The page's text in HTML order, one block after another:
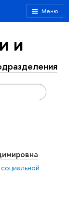
Меню
и